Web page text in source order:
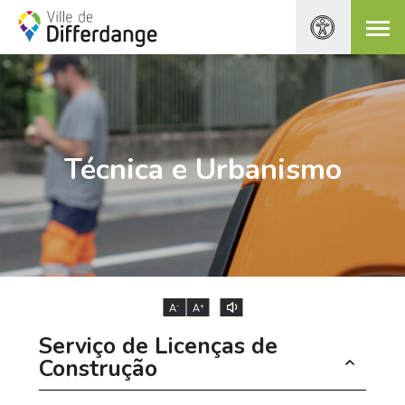
Técnica e Urbanismo
A- A+
Serviço de Licenças de
Construção